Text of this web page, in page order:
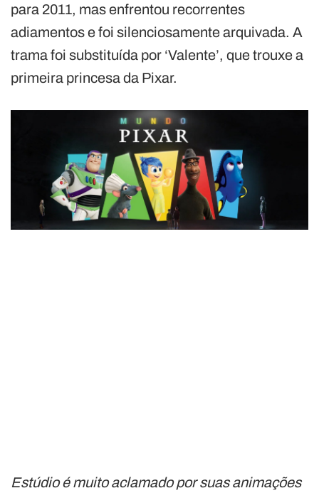
para 2011, mas enfrentou recorrentes
adiamentos e foi silenciosamente arquivada. A
trama foi substituída por ‘Valente’, que trouxe a
primeira princesa da Pixar.
Estúdio é muito aclamado por suas animações